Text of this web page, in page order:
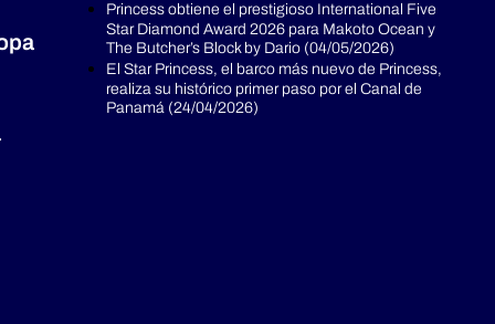
Princess obtiene el prestigioso International Five
Star Diamond Award 2026 para Makoto Ocean y
The Butcher’s Block by Dario (04/05/2026)
El Star Princess, el barco más nuevo de Princess,
realiza su histórico primer paso por el Canal de
Panamá (24/04/2026)